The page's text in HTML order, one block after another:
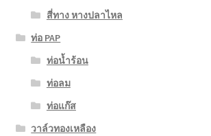
สี่ทาง หางปลาไหล
ท่อ PAP
ท่อน้ำร้อน
ท่อลม
ท่อแก๊ส
วาล์วทองเหลือง